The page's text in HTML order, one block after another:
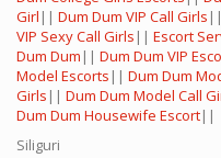
Girl || Dum Dum VIP Call Girls ||
VIP Sexy Call Girls || Escort
Dum Dum || Dum Dum VIP
Model Escorts || Dum Dum
Girls || Dum Dum Model Call
Dum Dum Housewife Escort||
Siliguri